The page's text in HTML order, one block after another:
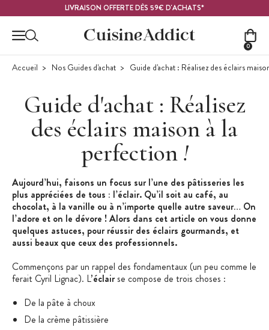
LIVRAISON OFFERTE DÈS 59€ D'ACHATS*
0
Accueil Nos Guides d'achat Guide d'achat : Réalisez des éclairs
Guide d'achat : Réalisez
des éclairs maison à la
perfection !
Aujourd’hui, faisons un focus sur l’une des pâtisseries les
plus appréciées de tous : l’éclair. Qu’il soit au café, au
chocolat, à la vanille ou à n’importe quelle autre saveur… On
l’adore et on le dévore ! Alors dans cet article on vous donne
quelques astuces, pour réussir des éclairs gourmands, et
aussi beaux que ceux des professionnels.
Commençons par un rappel des fondamentaux (un peu comme le
ferait Cyril Lignac). L’éclairse compose de trois choses :
De la pâte à choux
De la crème pâtissière